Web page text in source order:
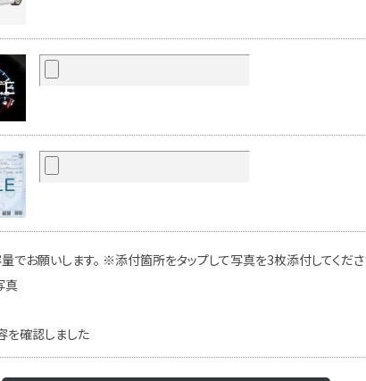
お願いします。 ※添付箇所をタップして写真を3枚添付してくだ
真
を確認しました